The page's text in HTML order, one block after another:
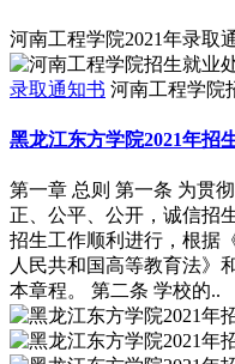
河南工程学院2021年录取
录取通知书 河南工程学院
黑龙江东方学院2021年招
第一章 总则 第一条 为贯
正、公平、公开，诚信招
招生工作顺利进行，根据
人民共和国高等教育法》
本章程。 第二条 学校的..